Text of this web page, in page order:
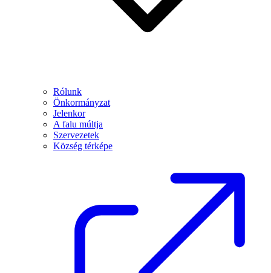
Rólunk
Önkormányzat
Jelenkor
A falu múltja
Szervezetek
Község térképe